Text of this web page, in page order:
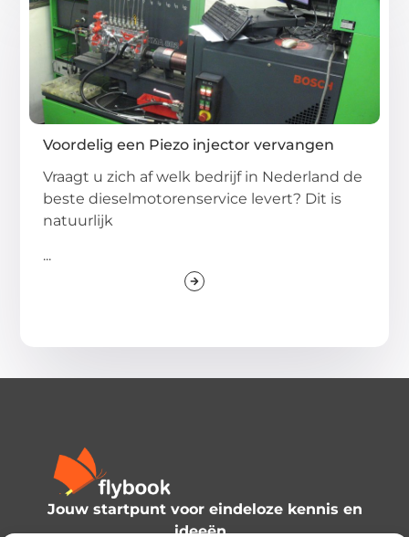
Voordelig een Piezo injector vervangen
Vraagt u zich af welk bedrijf in Nederland de
beste dieselmotorenservice levert? Dit is
natuurlijk
...
Jouw startpunt voor eindeloze kennis en
ideeën.